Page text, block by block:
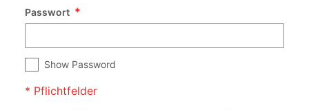
Passwort
Show Password